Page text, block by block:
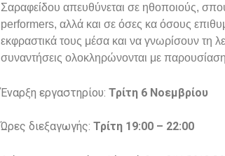
Σαραφείδου απευθύνεται σε ηθοποιούς,
performers, αλλά και σε όσες κα όσους
εκφραστικά τους μέσα και να γνωρίσουν τη
συναντήσεις ολοκληρώνονται με
Έναρξη εργαστηρίου: Τρίτη 6 Νοεμβρίου
Ώρες διεξαγωγής: Τρίτη 19:00 – 22:00